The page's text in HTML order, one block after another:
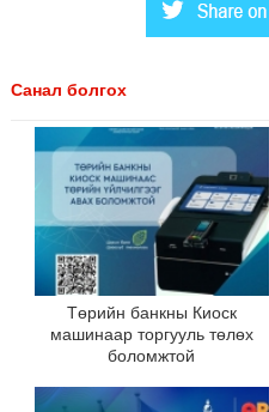
Санал болгох
Төрийн банкны Киоск
машинаар торгууль төлөх
боломжтой